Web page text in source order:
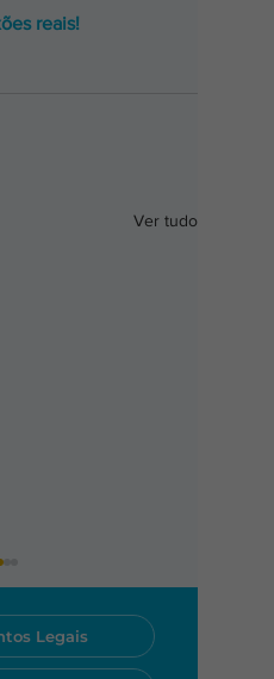
reais!
Ver tudo
Legais